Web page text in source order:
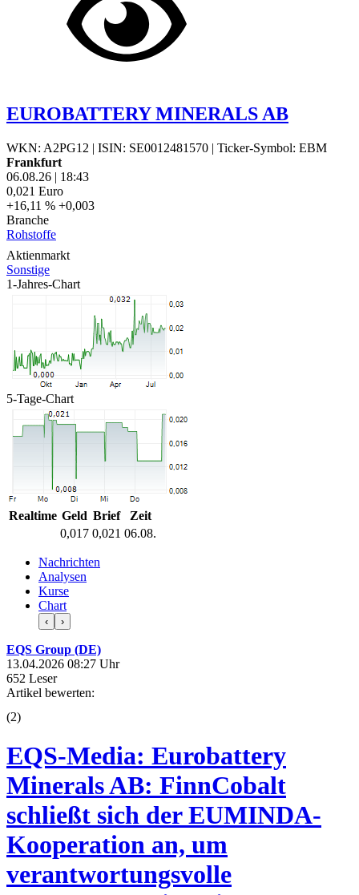
EUROBATTERY MINERALS AB
WKN: A2PG12 | ISIN: SE0012481570 | Ticker-Symbol: EBM
Frankfurt
06.08.26 | 18:43
0,021 Euro
+16,11 % +0,003
Branche
Rohstoffe
Aktienmarkt
Sonstige
1-Jahres-Chart
5-Tage-Chart
Realtime Geld Brief
Zeit
0,017 0,021 06.08.
Nachrichten
Analysen
Kurse
Chart
‹ ›
EQS Group (DE)
13.04.2026 08:27 Uhr
652 Leser
Artikel bewerten:
(2)
EQS-Media: Eurobattery
Minerals AB: FinnCobalt
schließt sich der EUMINDA-
Kooperation an, um
verantwortungsvolle